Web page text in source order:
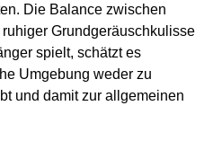
Die Balance zwischen
Grundgeräuschkulisse
spielt, schätzt es
Umgebung weder zu
und damit zur allgemeinen